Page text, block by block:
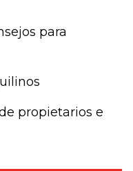
para
propietarios e